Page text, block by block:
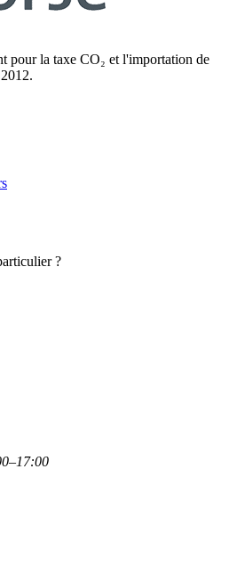
pour la taxe CO₂ et l'importation de
?